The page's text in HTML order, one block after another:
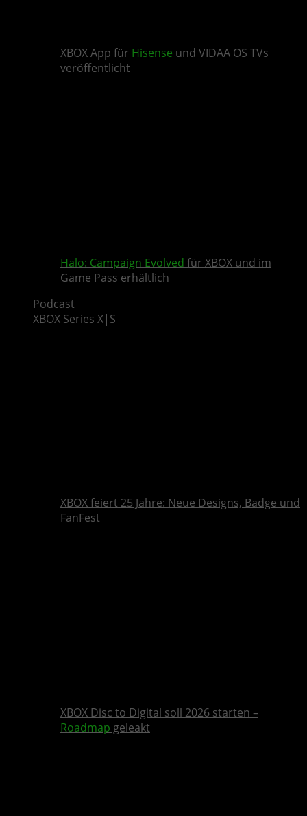
XBOX App für Hisense und VIDAA OS TVs
veröffentlicht
Halo: Campaign Evolved für XBOX und im
Game Pass erhältlich
Podcast
XBOX Series X|S
XBOX feiert 25 Jahre: Neue Designs, Badge und
FanFest
XBOX Disc to Digital soll 2026 starten –
Roadmap geleakt